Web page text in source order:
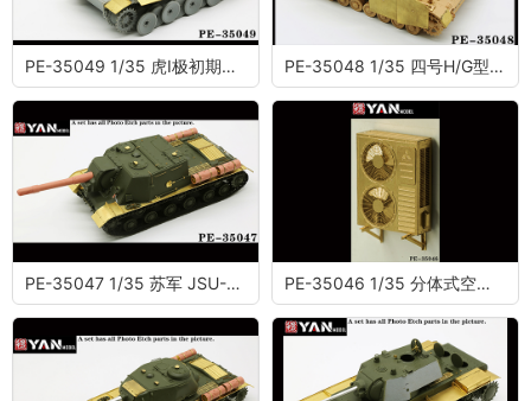
PE-35049 1/35 虎I极初期非洲型蚀刻片(配威龙 6608) PE-35048 1/35 四号H/G型中型坦克蚀刻片 (配麦田RM5053/RM5046/RM5055)
PE-35047 1/35 苏军 JSU-152重型自行火炮 （配田宫35303） PE-35046 1/35 分体式空调机（式样二）（内含三台）